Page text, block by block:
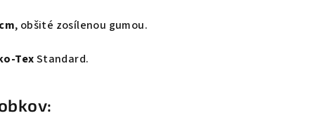
, obšité zosílenou gumou.
TexStandard.
: